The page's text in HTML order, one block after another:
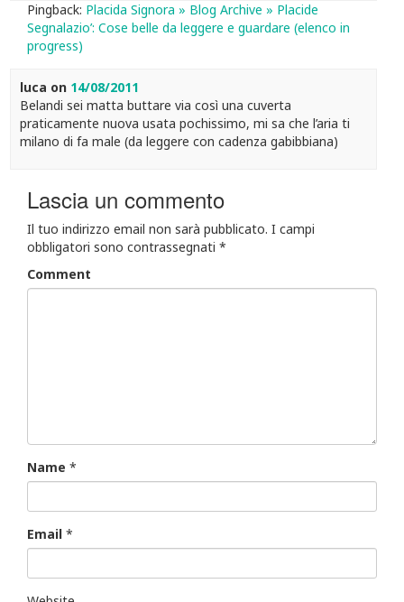
Pingback: Placida Signora » Blog Archive » Placide
Segnalazio’: Cose belle da leggere e guardare (elenco in
progress)
luca on 14/08/2011
Belandi sei matta buttare via così una cuverta
praticamente nuova usata pochissimo, mi sa che l’aria ti
milano di fa male (da leggere con cadenza gabibbiana)
Lascia un commento
Il tuo indirizzo email non sarà pubblicato. I campi
obbligatori sono contrassegnati *
Comment
Name *
Email *